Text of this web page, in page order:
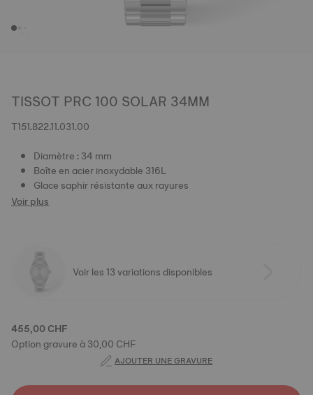
TISSOT PRC 100 SOLAR 34MM
T151.822.11.031.00
Diamètre : 34 mm
Boîte en acier inoxydable 316L
Glace saphir résistante aux rayures
Voir plus
Voir les 13 variations disponibles
455,00 CHF
Option gravure à 30,00 CHF
AJOUTER UNE GRAVURE